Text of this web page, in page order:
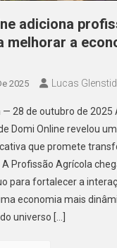
adiciona
melhorar a
2025 Lucas Glenstid
— 28 de outubro de 2025
Domi Online revelou
que promete
Profissão Agrícola
para fortalecer a
economia mais
universo […]